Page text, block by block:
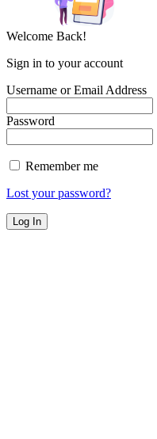
Welcome Back!
Sign in to your account
Username or Email Address
Password
Remember me
Lost your password?